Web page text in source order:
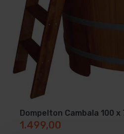
Dompelton Cambala 100 x
1.499,00